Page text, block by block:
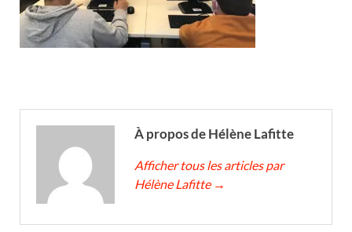
À propos de Hélène Lafitte
Afficher tous les articles par
Hélène Lafitte →